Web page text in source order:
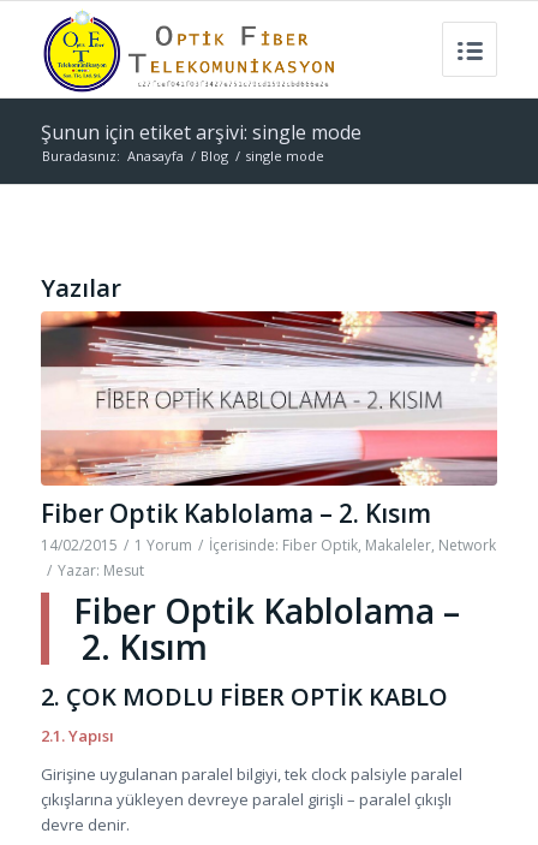
Şunun için etiket arşivi: single mode
Buradasınız: Anasayfa / Blog / single mode
Yazılar
Fiber Optik Kablolama – 2. Kısım
14/02/2015 / 1 Yorum / İçerisinde: Fiber Optik, Makaleler, Network
/ Yazar: Mesut
Fiber Optik Kablolama –
2. Kısım
2. ÇOK MODLU FİBER OPTİK KABLO
2.1. Yapısı
Girişine uygulanan paralel bilgiyi, tek clock palsiyle paralel
çıkışlarına yükleyen devreye paralel girişli – paralel çıkışlı
devre denir.